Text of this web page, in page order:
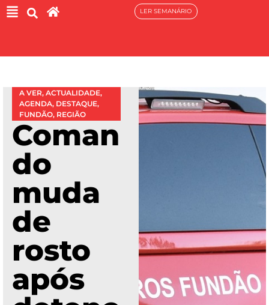
LER SEMANÁRIO
A VER, ACTUALIDADE,
AGENDA, DESTAQUE,
FUNDÃO, REGIÃO
Coman
do
muda
de
rosto
após